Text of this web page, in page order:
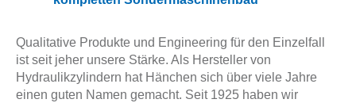
Qualitative Produkte und Engineering für den Einzelfall
ist seit jeher unsere Stärke. Als Hersteller von
Hydraulikzylindern hat Hänchen sich über viele Jahre
einen guten Namen gemacht. Seit 1925 haben wir